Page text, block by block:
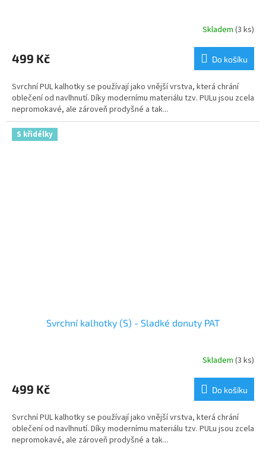
Skladem (3 ks)
499 Kč Do košíku
Svrchní PUL kalhotky se používají jako vnější vrstva, která chrání
oblečení od navlhnutí. Díky modernímu materiálu tzv. PULu jsou zcela
nepromokavé, ale zároveň prodyšné a tak...
S křidélky
Svrchní kalhotky (S) - Sladké donuty PAT
Skladem (3 ks)
499 Kč Do košíku
Svrchní PUL kalhotky se používají jako vnější vrstva, která chrání
oblečení od navlhnutí. Díky modernímu materiálu tzv. PULu jsou zcela
nepromokavé, ale zároveň prodyšné a tak...